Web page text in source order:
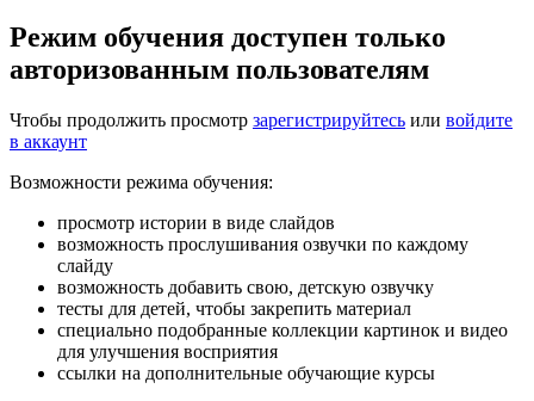
Режим обучения доступен только
авторизованным пользователям
Чтобы продолжить просмотр зарегистрируйтесь или войдите
в аккаунт
Возможности режима обучения:
просмотр истории в виде слайдов
возможность прослушивания озвучки по каждому
слайду
возможность добавить свою, детскую озвучку
тесты для детей, чтобы закрепить материал
специально подобранные коллекции картинок и видео
для улучшения восприятия
ссылки на дополнительные обучающие курсы